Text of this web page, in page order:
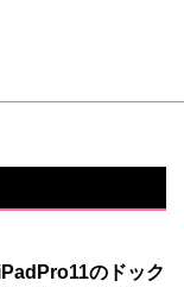
のドック